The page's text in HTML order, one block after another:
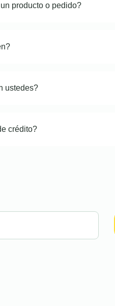
producto o pedido?
ustedes?
crédito?